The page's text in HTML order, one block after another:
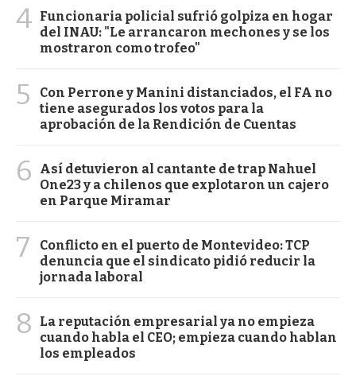
4 Funcionaria policial sufrió golpiza en hogar
del INAU: "Le arrancaron mechones y se los
mostraron como trofeo"
5
Con Perrone y Manini distanciados, el FA no
tiene asegurados los votos para la
aprobación de la Rendición de Cuentas
6
Así detuvieron al cantante de trap Nahuel
One23 y a chilenos que explotaron un cajero
en Parque Miramar
7
Conflicto en el puerto de Montevideo: TCP
denuncia que el sindicato pidió reducir la
jornada laboral
8
La reputación empresarial ya no empieza
cuando habla el CEO; empieza cuando hablan
los empleados